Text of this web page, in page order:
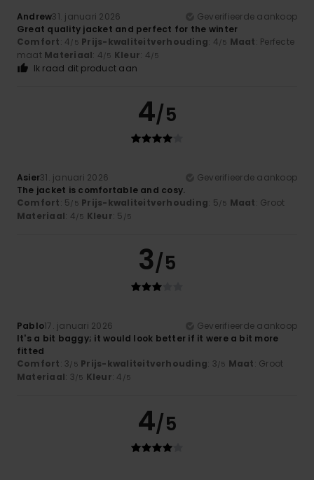
Andrew31. januari 2026
Geverifieerde aankoop
Great quality jacket and perfect for the winter
Comfort: 4/5 Prijs-kwaliteitverhouding: 4/5 Maat: Perfecte
maat Materiaal: 4/5 Kleur: 4/5
Ik raad dit product aan
4/5
Asier31. januari 2026
Geverifieerde aankoop
The jacket is comfortable and cosy.
Comfort: 5/5 Prijs-kwaliteitverhouding: 5/5 Maat: Groot
Materiaal: 4/5 Kleur: 5 /5
3/5
Pablo17. januari 2026
Geverifieerde aankoop
It's a bit baggy; it would look better if it were a bit more
fitted
Comfort: 3/5 Prijs-kwaliteitverhouding: 3/5 Maat: Groot
Materiaal: 3/5 Kleur: 4 /5
4/5